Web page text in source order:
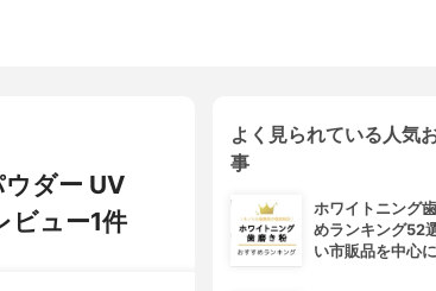
ダー UV
ビュー1件
よく見られている人気
事
ホワイトニング
めランキング52
い市販品を中心に